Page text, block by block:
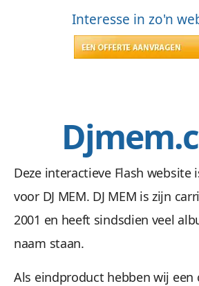
Interesse in zo'n
Deze interactieve Flash website
voor DJ MEM. DJ MEM is zijn
2001 en heeft sindsdien veel
naam staan.
Als eindproduct hebben wij een